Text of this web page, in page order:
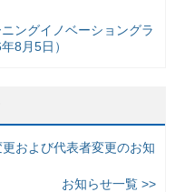
ングイノベーショングラ
8月5日）
および代表者変更のお知
お知らせ一覧 >>